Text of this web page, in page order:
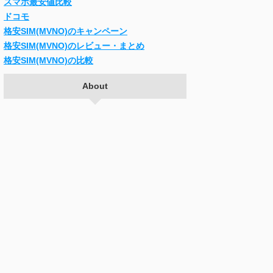
ドコモ
格安SIM(MVNO)のキャンペーン
格安SIM(MVNO)のレビュー・まとめ
格安SIM(MVNO)の比較
About